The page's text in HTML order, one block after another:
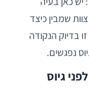
שמבין כיצד
בדיוק הנקודה
נפגשים.
טבלת סיכום: אפיון MVP לפני גיוס